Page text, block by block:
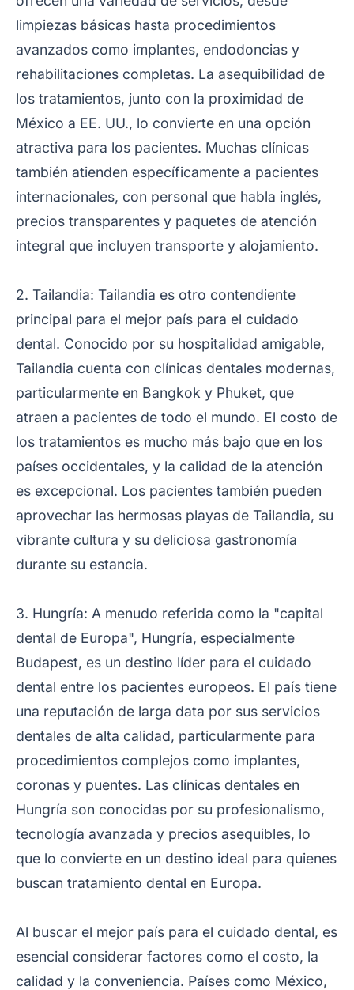
limpiezas básicas hasta procedimientos
avanzados como implantes, endodoncias y
rehabilitaciones completas. La asequibilidad de
los tratamientos, junto con la proximidad de
México a EE. UU., lo convierte en una opción
atractiva para los pacientes. Muchas clínicas
también atienden específicamente a pacientes
internacionales, con personal que habla inglés,
precios transparentes y paquetes de atención
integral que incluyen transporte y alojamiento.
2. Tailandia: Tailandia es otro contendiente
principal para el mejor país para el cuidado
dental. Conocido por su hospitalidad amigable,
Tailandia cuenta con clínicas dentales modernas,
particularmente en Bangkok y Phuket, que
atraen a pacientes de todo el mundo. El costo de
los tratamientos es mucho más bajo que en los
países occidentales, y la calidad de la atención
es excepcional. Los pacientes también pueden
aprovechar las hermosas playas de Tailandia, su
vibrante cultura y su deliciosa gastronomía
durante su estancia.
3. Hungría: A menudo referida como la "capital
dental de Europa", Hungría, especialmente
Budapest, es un destino líder para el cuidado
dental entre los pacientes europeos. El país tiene
una reputación de larga data por sus servicios
dentales de alta calidad, particularmente para
procedimientos complejos como implantes,
coronas y puentes. Las clínicas dentales en
Hungría son conocidas por su profesionalismo,
tecnología avanzada y precios asequibles, lo
que lo convierte en un destino ideal para quienes
buscan tratamiento dental en Europa.
Al buscar el mejor país para el cuidado dental, es
esencial considerar factores como el costo, la
calidad y la conveniencia. Países como México,